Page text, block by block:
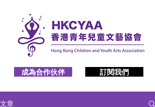
成為合作伙伴 訂閱我們
文章